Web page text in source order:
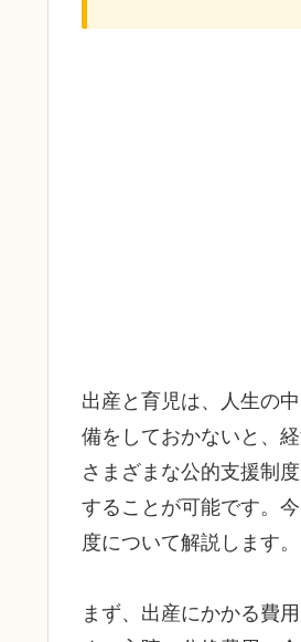
出産と育児は、人生の
備をしておかないと、
さまざまな公的支援制
することが可能です。
度について解説します。
まず、出産にかかる費